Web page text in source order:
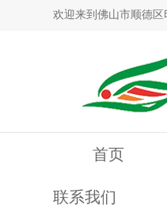
欢迎来到佛山市顺德
首页
联系我们